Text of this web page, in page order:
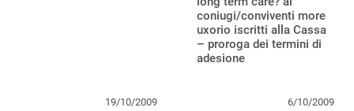
coniugi/conviventi more
uxorio iscritti alla Cassa
– proroga dei termini di
adesione
19/10/2009 6/10/2009